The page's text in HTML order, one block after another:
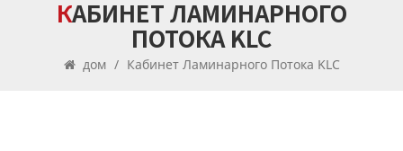
КАБИНЕТ ЛАМИНАРНОГО
ПОТОКА KLC
дом / Кабинет Ламинарного Потока KLC